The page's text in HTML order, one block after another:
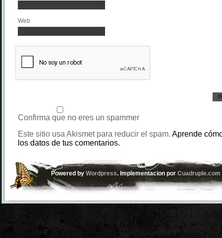
Web
Confirma que no eres un spammer
Este sitio usa Akismet para reducir el spam. Aprende
los datos de tus comentarios.
Powered byWordpress. Implementacion porCuadruple.com